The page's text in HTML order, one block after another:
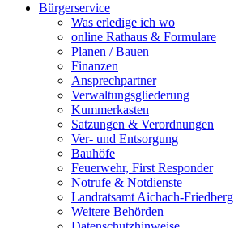
Bürgerservice
Was erledige ich wo
online Rathaus & Formulare
Planen / Bauen
Finanzen
Ansprechpartner
Verwaltungsgliederung
Kummerkasten
Satzungen & Verordnungen
Ver- und Entsorgung
Bauhöfe
Feuerwehr, First Responder
Notrufe & Notdienste
Landratsamt Aichach-Friedberg
Weitere Behörden